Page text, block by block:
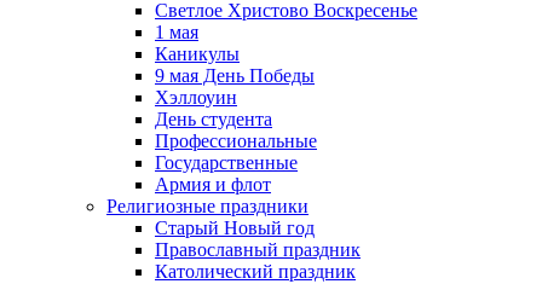
Светлое Христово Воскресенье
1 мая
Каникулы
9 мая День Победы
Хэллоуин
День студента
Профессиональные
Государственные
Армия и флот
Религиозные праздники
Старый Новый год
Православный праздник
Католический праздник